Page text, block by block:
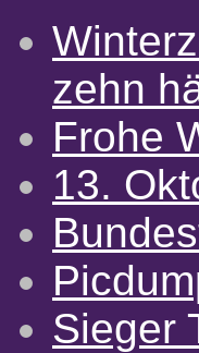
zehn
Frohe
13.
Sieger